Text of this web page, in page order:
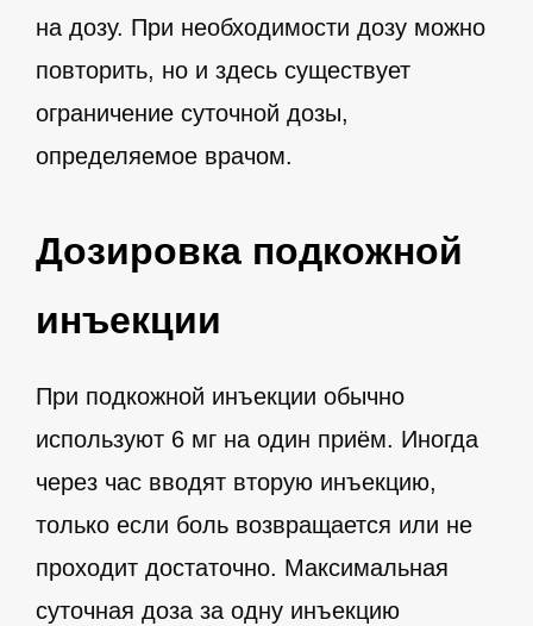
на дозу. При необходимости дозу можно
повторить, но и здесь существует
ограничение суточной дозы,
определяемое врачом.
Дозировка подкожной
инъекции
При подкожной инъекции обычно
используют 6 мг на один приём. Иногда
через час вводят вторую инъекцию,
только если боль возвращается или не
проходит достаточно. Максимальная
суточная доза за одну инъекцию